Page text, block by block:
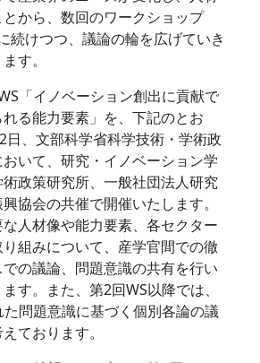
から、数回のワークショップ
続けつつ、議論の輪を広げていき
す。
「イノベーション創出に貢献で
る能力要素」を、下記のとお
日、文部科学省科学技術・学術政
いて、研究・イノベーション学
政策研究所、一般社団法人研究
協会の共催で開催いたします。
人材像や能力要素、各セクター
組みについて、産学官間での徹
の議論、問題意識の共有を行い
す。また、第2回WS以降では、
問題意識に基づく個別各論の議
ております。